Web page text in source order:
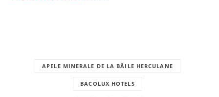
APELE MINERALE DE LA BĂILE HERCULANE
BACOLUX HOTELS